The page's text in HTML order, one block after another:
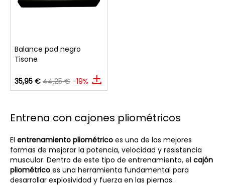
Balance pad negro
Tisone
35,95 € 44,25 € -19%
Entrena con cajones pliométricos
El entrenamiento pliométrico es una de las mejores
formas de mejorar la potencia, velocidad y resistencia
muscular. Dentro de este tipo de entrenamiento, el cajón
pliométrico es una herramienta fundamental para
desarrollar explosividad y fuerza en las piernas.